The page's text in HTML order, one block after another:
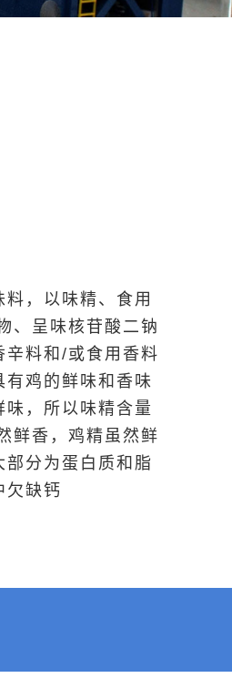
，以味精、食用
、呈味核苷酸二钠
辛料和/或食用香料
鸡的鲜味和香味
，所以味精含量
鲜香，鸡精虽然鲜
部分为蛋白质和脂
欠缺钙